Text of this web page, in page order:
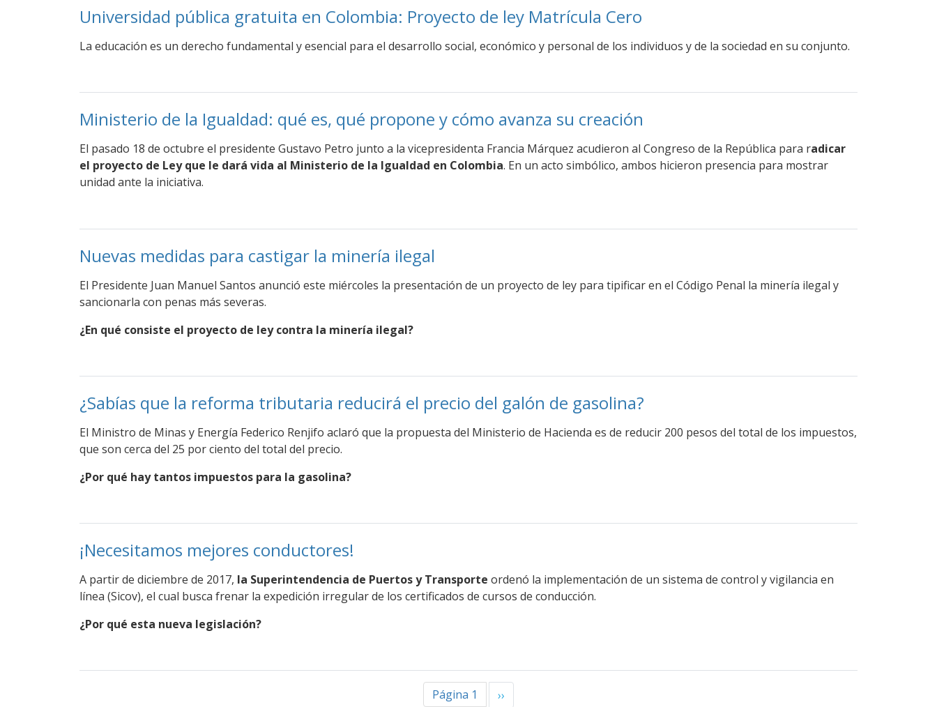
Universidad pública gratuita en Colombia: Proyecto de ley Matrícula Cero
La educación es un derecho fundamental y esencial para el desarrollo social, económico y personal de los individuos y de la sociedad en su conjunto.
Ministerio de la Igualdad: qué es, qué propone y cómo avanza su creación
El pasado 18 de octubre el presidente Gustavo Petro junto a la vicepresidenta Francia Márquez acudieron al Congreso de la República para radicar
el proyecto de Ley que le dará vida al Ministerio de la Igualdad en Colombia. En un acto simbólico, ambos hicieron presencia para mostrar
unidad ante la iniciativa.
Nuevas medidas para castigar la minería ilegal
El Presidente Juan Manuel Santos anunció este miércoles la presentación de un proyecto de ley para tipificar en el Código Penal la minería ilegal y
sancionarla con penas más severas.
¿En qué consiste el proyecto de ley contra la minería ilegal?
¿Sabías que la reforma tributaria reducirá el precio del galón de gasolina?
El Ministro de Minas y Energía Federico Renjifo aclaró que la propuesta del Ministerio de Hacienda es de reducir 200 pesos del total de los impuestos,
que son cerca del 25 por ciento del total del precio.
¿Por qué hay tantos impuestos para la gasolina?
¡Necesitamos mejores conductores!
A partir de diciembre de 2017, la Superintendencia de Puertos y Transporte ordenó la implementación de un sistema de control y vigilancia en
línea (Sicov), el cual busca frenar la expedición irregular de los certificados de cursos de conducción.
¿Por qué esta nueva legislación?
Página 1 Siguiente página
››